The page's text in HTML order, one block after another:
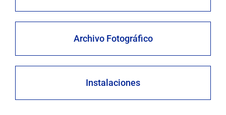
Archivo Fotográfico
Instalaciones